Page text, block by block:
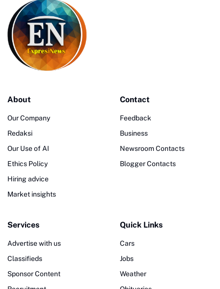
About
Our Company
Redaksi
Our Use of AI
Ethics Policy
Hiring advice
Market insights
Contact
Feedback
Business
Newsroom Contacts
Blogger Contacts
Services
Advertise with us
Classifieds
Sponsor Content
Quick Links
Cars
Jobs
Weather